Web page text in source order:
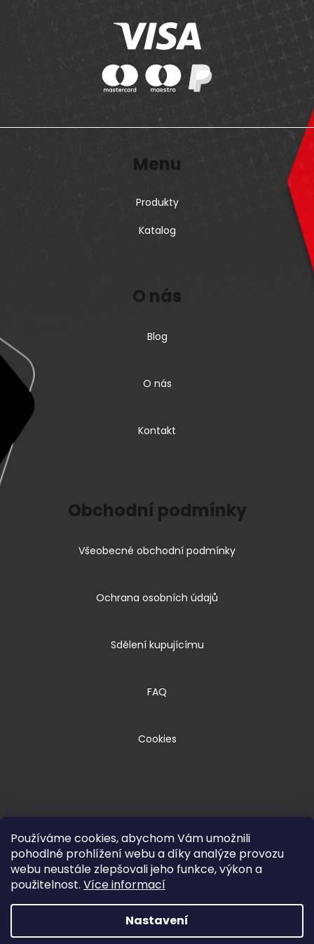
Používáme cookies, abychom Vám umožnili
pohodlné prohlížení webu a díky analýze provozu
webu neustále zlepšovali jeho funkce, výkon a
použitelnost. Více informací
Nastavení
Menu
Produkty
Katalog
O nás
Blog
O nás
Kontakt
Obchodní podmínky
Všeobecné obchodní podmínky
Ochrana osobních údajů
Sdělení kupujícímu
FAQ
Cookies
Copyright 2026HPM TEC, s.r.o.
. Všechna